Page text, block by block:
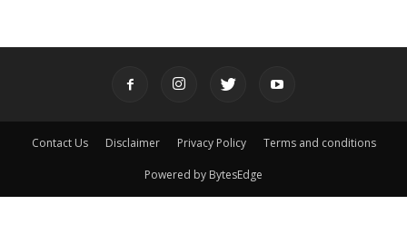
Contact Us Disclaimer Privacy Policy Terms and conditions
Powered by BytesEdge